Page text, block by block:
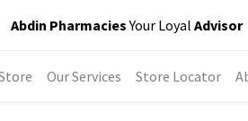
Abdin PharmaciesYour Loyal Advisor
Our Services Store Locator